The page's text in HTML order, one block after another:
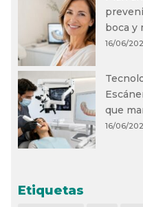
boca y
16/06/
que
16/06/
Etiquetas